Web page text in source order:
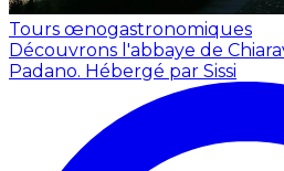
Tours œnogastronomiques
Découvrons l'abbaye de
Padano. Hébergé par Sissi